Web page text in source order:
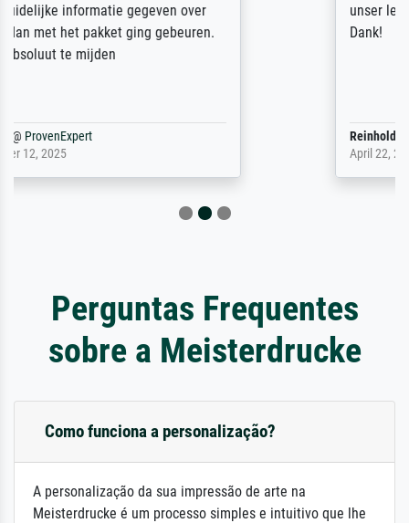
unser letzter Meisterdruck sein. Vielen
Dank!
Reinhold,
Perguntas Frequentes
sobre a Meisterdrucke
Como funciona a personalização?
A personalização da sua impressão de arte na
Meisterdrucke é um processo simples e intuitivo que lhe